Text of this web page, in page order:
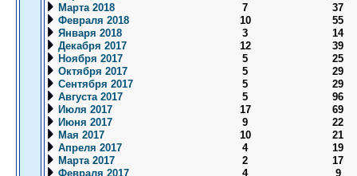
Марта 2018
7
37
Февраля 2018
10
55
Января 2018
3
14
Декабря 2017
12
39
Ноября 2017
5
25
Октября 2017
5
29
Сентября 2017
5
29
Августа 2017
5
96
Июля 2017
17
69
Июня 2017
9
22
Мая 2017
10
21
Апреля 2017
4
19
Марта 2017
2
17
Февраля 2017
4
9